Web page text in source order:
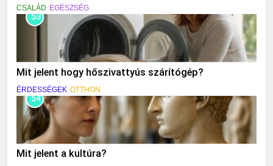
CSALÁD EGÉSZSÉG
53
Mit jelent hogy hőszivattyús szárítógép?
ÉRDESSÉGEK OTTHON
54
Mit jelent a kultúra?